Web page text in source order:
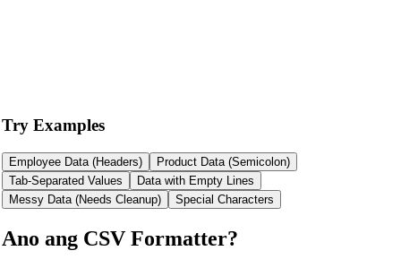
Try Examples
Employee Data (Headers)
Product Data (Semicolon)
Tab-Separated Values
Data with Empty Lines
Messy Data (Needs Cleanup)
Special Characters
Ano ang CSV Formatter?